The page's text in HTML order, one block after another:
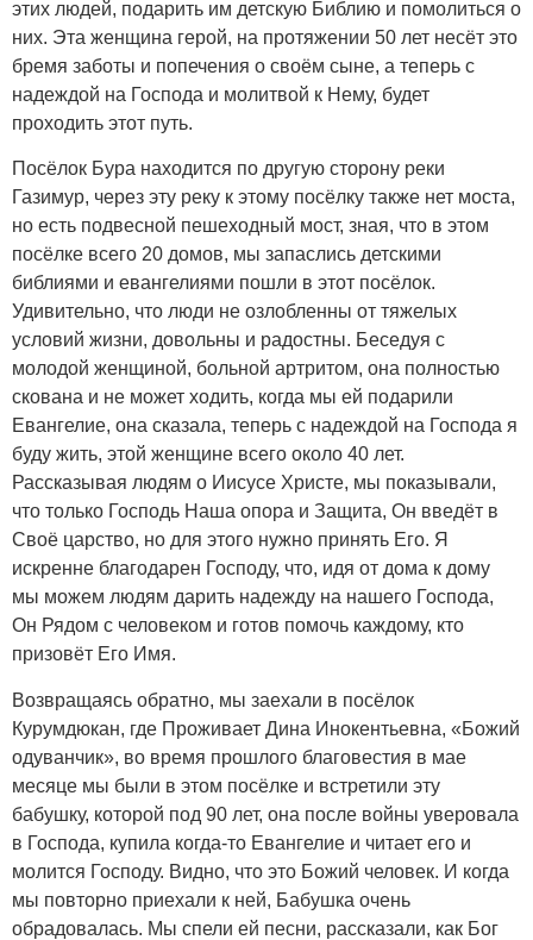
этих людей, подарить им детскую Библию и помолиться о
них. Эта женщина герой, на протяжении 50 лет несёт это
бремя заботы и попечения о своём сыне, а теперь с
надеждой на Господа и молитвой к Нему, будет
проходить этот путь.
Посёлок Бура находится по другую сторону реки
Газимур, через эту реку к этому посёлку также нет моста,
но есть подвесной пешеходный мост, зная, что в этом
посёлке всего 20 домов, мы запаслись детскими
библиями и евангелиями пошли в этот посёлок.
Удивительно, что люди не озлобленны от тяжелых
условий жизни, довольны и радостны. Беседуя с
молодой женщиной, больной артритом, она полностью
скована и не может ходить, когда мы ей подарили
Евангелие, она сказала, теперь с надеждой на Господа я
буду жить, этой женщине всего около 40 лет.
Рассказывая людям о Иисусе Христе, мы показывали,
что только Господь Наша опора и Защита, Он введёт в
Своё царство, но для этого нужно принять Его. Я
искренне благодарен Господу, что, идя от дома к дому
мы можем людям дарить надежду на нашего Господа,
Он Рядом с человеком и готов помочь каждому, кто
призовёт Его Имя.
Возвращаясь обратно, мы заехали в посёлок
Курумдюкан, где Проживает Дина Инокентьевна, «Божий
одуванчик», во время прошлого благовестия в мае
месяце мы были в этом посёлке и встретили эту
бабушку, которой под 90 лет, она после войны уверовала
в Господа, купила когда-то Евангелие и читает его и
молится Господу. Видно, что это Божий человек. И когда
мы повторно приехали к ней, Бабушка очень
обрадовалась. Мы спели ей песни, рассказали, как Бог